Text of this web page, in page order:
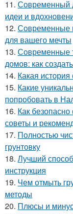
11. Современный
идеи и
12. Современные
для вашего мечты
13. Современные
домов: как
14. Какая
15. Какие
попробовать в
16. Как безопасно
советы и
17. Полностью
грунтовку
18. Лучший способ
инструкция
19. Чем отмыть
методы
20. Плюсы и